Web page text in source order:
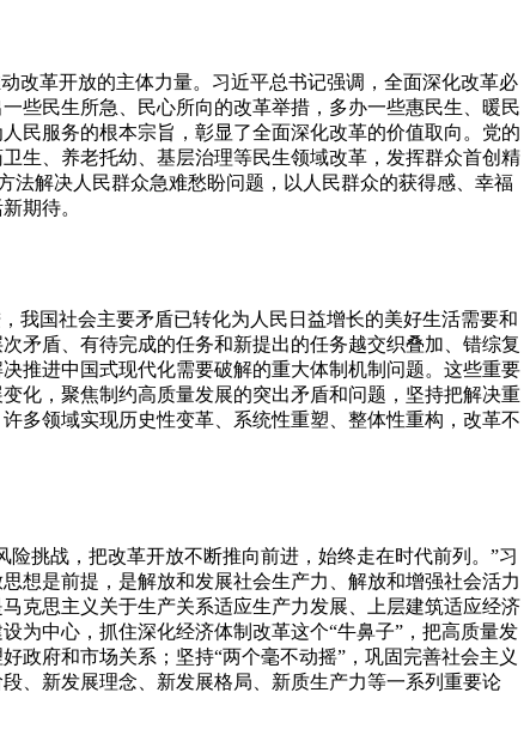
革开放的主体力量。习近平总书记强调，全面深化改革必
些民生所急、民心所向的改革举措，多办一些惠民生、暖民
民服务的根本宗旨，彰显了全面深化改革的价值取向。党的
生、养老托幼、基层治理等民生领域改革，发挥群众首创精
法解决人民群众急难愁盼问题，以人民群众的获得感、幸福
期待。
国社会主要矛盾已转化为人民日益增长的美好生活需要和
矛盾、有待完成的任务和新提出的任务越交织叠加、错综复
推进中国式现代化需要破解的重大体制机制问题。这些重要
化，聚焦制约高质量发展的突出矛盾和问题，坚持把解决重
多领域实现历史性变革、系统性重塑、整体性重构，改革不
挑战，把改革开放不断推向前进，始终走在时代前列。”习
想是前提，是解放和发展社会生产力、解放和增强社会活力
克思主义关于生产关系适应生产力发展、上层建筑适应经济
为中心，抓住深化经济体制改革这个“牛鼻子”，把高质量发
政府和市场关系；坚持“两个毫不动摇”，巩固完善社会主义
、新发展理念、新发展格局、新质生产力等一系列重要论